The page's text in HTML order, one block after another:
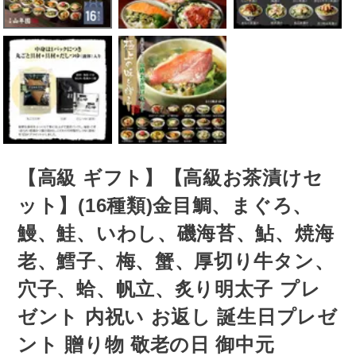
【高級 ギフト】【高級お茶漬けセ
ット】(16種類)金目鯛、まぐろ、
鰻、鮭、いわし、磯海苔、鮎、焼海
老、鱈子、梅、蟹、厚切り牛タン、
穴子、蛤、帆立、炙り明太子 プレ
ゼント 内祝い お返し 誕生日プレゼ
ント 贈り物 敬老の日 御中元